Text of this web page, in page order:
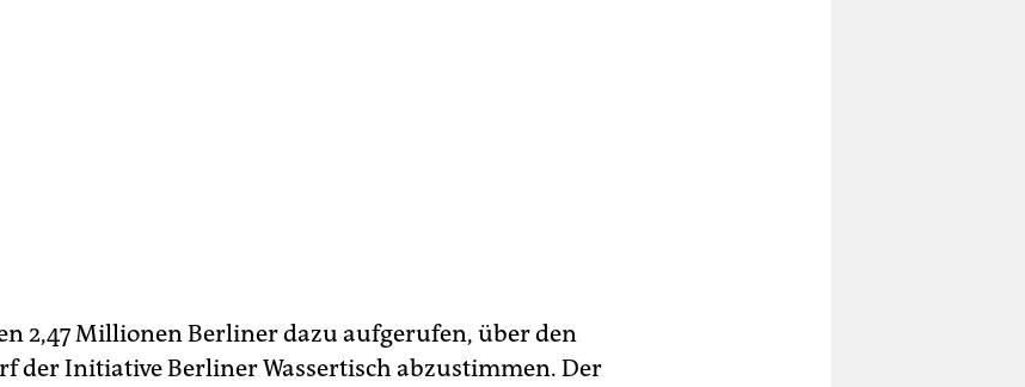
2,47 Millionen Berliner dazu aufgerufen, über den
der Initiative Berliner Wassertisch abzustimmen. Der